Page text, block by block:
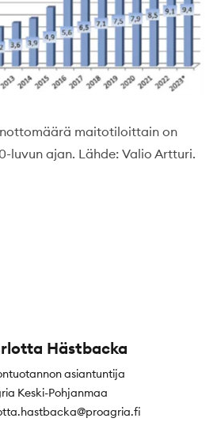
maitotiloittain on
luvun ajan. Lähde: Valio Artturi.
Hästbacka
asiantuntija
Keski-Pohjanmaa